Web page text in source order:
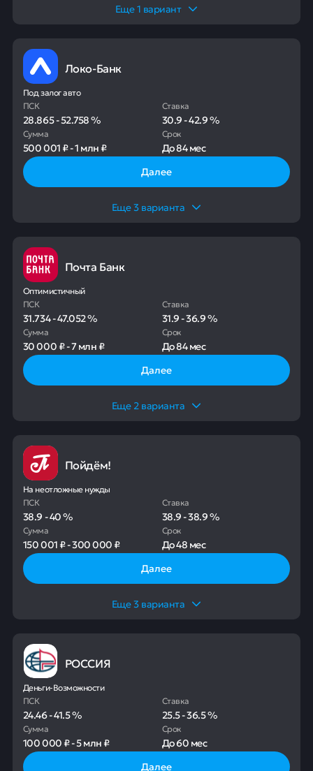
Еще1 вариант
Локо-Банк
Под залог авто
ПСК
28.865-52.758%
Ставка
30.9-42.9%
Сумма
500 001 ₽-1 млн ₽
Срок
До84 мес
Далее
Еще3 варианта
Почта Банк
Оптимистичный
ПСК
31.734-47.052%
Ставка
31.9-36.9%
Сумма
30 000 ₽-7 млн ₽
Срок
До84 мес
Далее
Еще2 варианта
Пойдём!
На неотложные нужды
ПСК
38.9-40%
Ставка
38.9-38.9%
Сумма
150 001 ₽-300 000 ₽
Срок
До48 мес
Далее
Еще3 варианта
РОССИЯ
Деньги-Возможности
ПСК
24.46-41.5%
Ставка
25.5-36.5%
Сумма
100 000 ₽-5 млн ₽
Срок
До60 мес
Далее